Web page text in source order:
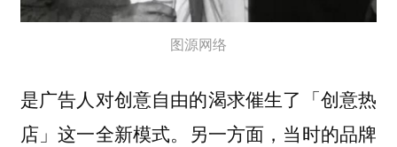
图源网络
是广告人对创意自由的渴求催生了「创意热
店」这一全新模式。另一方面，当时的品牌